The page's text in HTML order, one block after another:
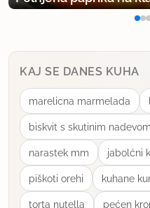
KAJ SE DANES KUHA
marelicna marmelada
biskvit s skutinim nadevom
narastek mm jabolćni
piškoti orehi kuhane
torta nutella pećen